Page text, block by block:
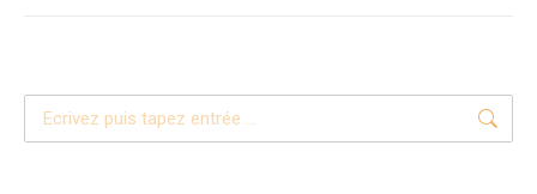
Recherche
: